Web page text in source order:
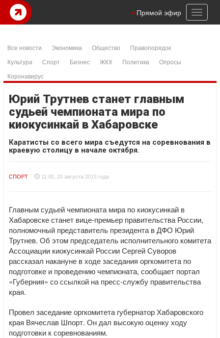
Toggle
Прямой эфир
Все новости Экономика Общество
Правопорядок
Культура
Спорт Бизнес ЖКХ Политика
Опросы
Коронавирус
Юрий Трутнев станет главным
судьей чемпионата мира по
киокусинкай в Хабаровске
Каратисты со всего мира съедутся на соревнования в
краевую столицу в начале октября.
СПОРТ 11:00, 20 августа 2015 года
Главным судьей чемпионата мира по киокусинкай в
Хабаровске станет вице-премьер правительства России,
полномочный представитель президента в ДФО Юрий
Трутнев. Об этом председатель исполнительного комитета
Ассоциации киокусинкай России Сергей Суворов
рассказал накануне в ходе заседания оргкомитета по
подготовке и проведению чемпионата, сообщает портал
«Губерния» со ссылкой на пресс-службу правительства
края.
Провел заседание оргкомитета губернатор Хабаровского
края Вячеслав Шпорт. Он дал высокую оценку ходу
подготовки к соревнованиям.